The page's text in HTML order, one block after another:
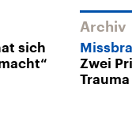
sich
Archiv
Zwei